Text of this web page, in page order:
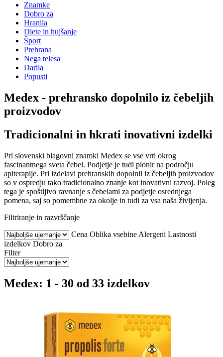
Znamke
Dobro za
Hranila
Diete in hujšanje
Šport
Prehrana
Nega telesa
Darila
Popusti
Medex - prehransko dopolnilo iz čebeljih
proizvodov
Tradicionalni in hkrati inovativni izdelki
Pri slovenski blagovni znamki Medex se vse vrti okrog
fascinantnega sveta čebel. Podjetje je tudi pionir na področju
apiterapije. Pri izdelavi prehranskih dopolnil iz čebeljih proizvodov
so v ospredju tako tradicionalno znanje kot inovativni razvoj. Poleg
tega je spoštljivo ravnanje s čebelami za podjetje osrednjega
pomena, saj so pomembne za okolje in tudi za vsa naša življenja.
Filtriranje in razvrščanje
Cena Oblika vsebine Alergeni Lastnosti
izdelkov Dobro za
Filter
Medex: 1 - 30 od 33 izdelkov